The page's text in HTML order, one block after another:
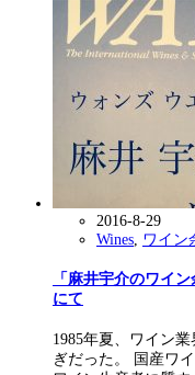
2016-8-29
Wines ワイン
「麻井宇介のワイ
にて
1985年夏、ワイン
ぎだった。 国産ワ